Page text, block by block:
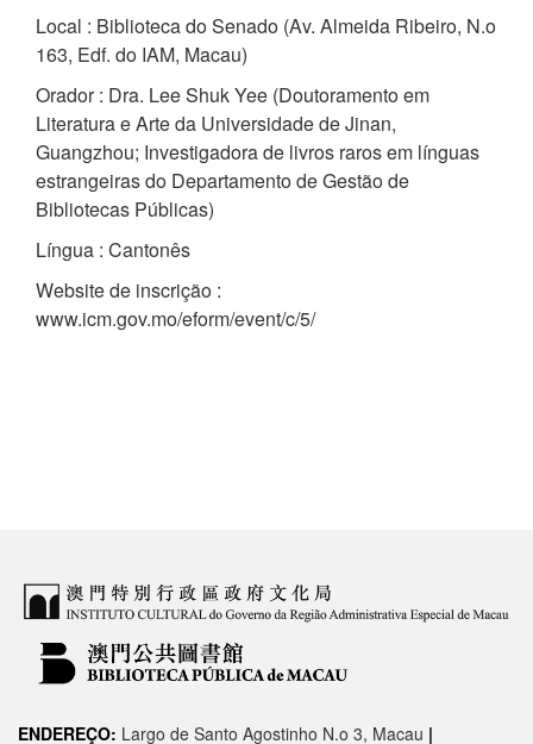
Local : Biblioteca do Senado (Av. Almeida Ribeiro, N.o
163, Edf. do IAM, Macau)
Orador : Dra. Lee Shuk Yee (Doutoramento em
Literatura e Arte da Universidade de Jinan,
Guangzhou; Investigadora de livros raros em línguas
estrangeiras do Departamento de Gestão de
Bibliotecas Públicas)
Língua : Cantonês
Website de inscrição :
www.icm.gov.mo/eform/event/c/5/
ENDEREÇO: Largo de Santo Agostinho N.o 3, Macau |